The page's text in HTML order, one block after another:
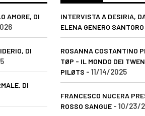
AMORE, DI
DI
DI
INTERVISTA A DESIRIA,
ELENA GENERO SANTORO
ROSANNA COSTANTINO
TØP - IL MONDO DEI
PILØTS - 11/14/2025
FRANCESCO NUCERA
ROSSO SANGUE- 10/23/